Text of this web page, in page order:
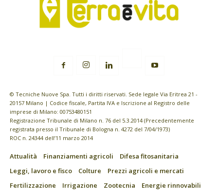
© Tecniche Nuove Spa. Tutti i diritti riservati. Sede legale Via Eritrea 21 -
20157 Milano | Codice fiscale, Partita IVA e Iscrizione al Registro delle
imprese di Milano: 00753480151
Registrazione Tribunale di Milano n. 76 del 5.3.2014 (Precedentemente
registrata presso il Tribunale di Bologna n. 4272 del 7/04/1973)
ROC n. 24344 dell’11 marzo 2014
Attualità Finanziamenti agricoli
Difesa fitosanitaria
Leggi, lavoro e fisco
Colture
Prezzi agricoli e mercati
Fertilizzazione
Irrigazione Zootecnia
Energie rinnovabili